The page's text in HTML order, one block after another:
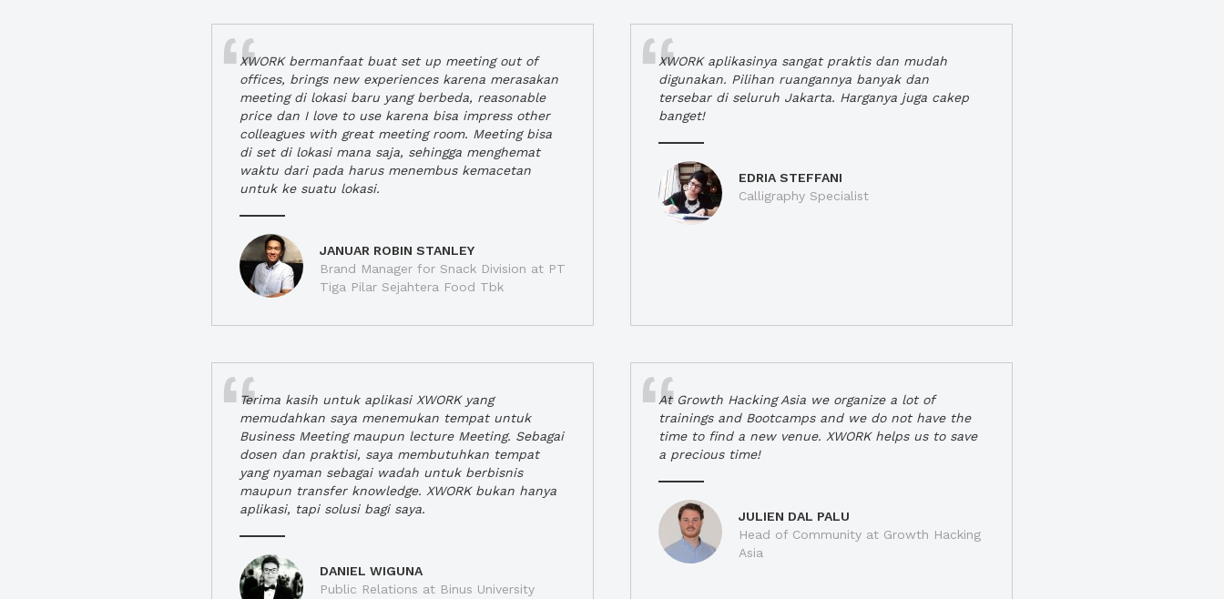
XWORK bermanfaat buat set up meeting out of
offices, brings new experiences karena merasakan
meeting di lokasi baru yang berbeda, reasonable
price dan I love to use karena bisa impress other
colleagues with great meeting room. Meeting bisa
di set di lokasi mana saja, sehingga menghemat
waktu dari pada harus menembus kemacetan
untuk ke suatu lokasi.
JANUAR ROBIN STANLEY
Brand Manager for Snack Division at PT
Tiga Pilar Sejahtera Food Tbk
XWORK aplikasinya sangat praktis dan mudah
digunakan. Pilihan ruangannya banyak dan
tersebar di seluruh Jakarta. Harganya juga cakep
banget!
EDRIA STEFFANI
Calligraphy Specialist
Terima kasih untuk aplikasi XWORK yang
memudahkan saya menemukan tempat untuk
Business Meeting maupun lecture Meeting. Sebagai
dosen dan praktisi, saya membutuhkan tempat
yang nyaman sebagai wadah untuk berbisnis
maupun transfer knowledge. XWORK bukan hanya
aplikasi, tapi solusi bagi saya.
DANIEL WIGUNA
Public Relations at Binus University
At Growth Hacking Asia we organize a lot of
trainings and Bootcamps and we do not have the
time to find a new venue. XWORK helps us to save
a precious time!
JULIEN DAL PALU
Head of Community at Growth Hacking
Asia